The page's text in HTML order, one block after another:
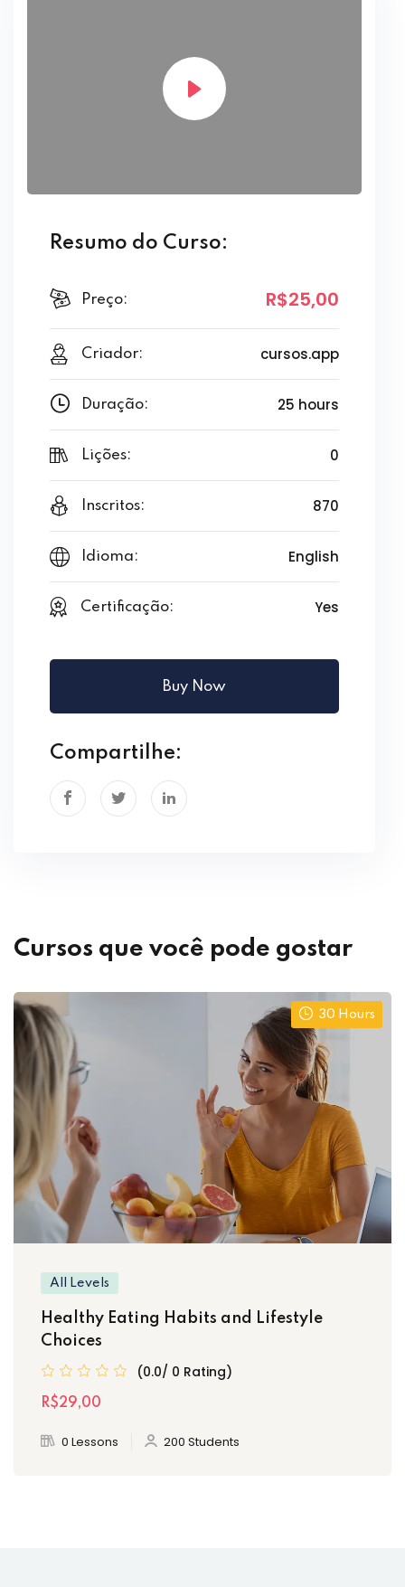
Resumo do Curso:
Preço: R$25,00
Criador: cursos.app
Duração: 25 hours
Lições: 0
Inscritos: 870
Idioma: English
Certificação: Yes
Buy Now
Compartilhe:
Cursos que você pode gostar
30 Hours
All Levels
Healthy Eating Habits and Lifestyle
Choices
(0.0/ 0 Rating)
R$29,00
0 Lessons 200 Students